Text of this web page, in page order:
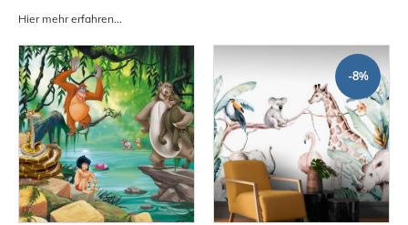
Hier mehr erfahren...
-8%